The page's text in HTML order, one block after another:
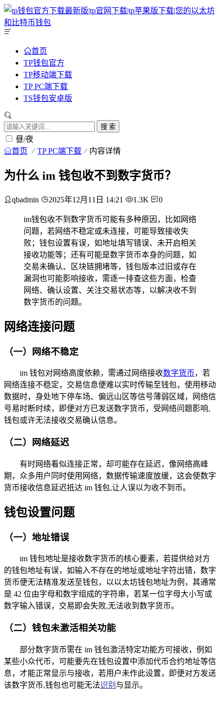
首页
TP钱包官方
TP移动端下载
TP PC端下载
TS钱包安卓版
搜 索
昼/夜
首页 TP PC端下载 内容详情
为什么 im 钱包收不到数字货币？
qbadmin 2025年12月11日 14:21 1.3K 0
im钱包收不到数字货币可能有多种原因，比如网络
问题，若网络不稳定或未连接，可能导致接收失
败；钱包设置有误，如地址填写错误、未开启相关
接收功能等；还有可能是数字货币本身的问题，如
交易未确认、区块链拥堵等，钱包版本过旧或存在
漏洞也可能影响接收，需逐一排查这些方面，检查
网络、确认设置、关注交易状态等，以解决收不到
数字货币的问题。
网络连接问题
（一）网络不稳定
im 钱包对网络高度依赖，需通过网络接收数字货币 ，若
网络连接不稳定，交易信息便难以实时传输至钱包，使用移动
数据时，身处地下停车场、偏远山区等信号薄弱区域，网络信
号易时断时续，即便对方已发送数字货币，受网络问题影响,
钱包或许无法接收交易确认信息。
（二）网络延迟
有时网络看似连接正常，却可能存在延迟，像网络高峰
期，众多用户同时使用网络，数据传输速度放缓，这会使数字
货币接收信息延迟抵达 im 钱包,让人误以为收不到币。
钱包设置问题
（一）地址错误
im 钱包地址是接收数字货币的核心要素，若提供给对方
的钱包地址有误，如输入不存在的地址或地址字符出错，数字
货币便无法精准发送至钱包，以以太坊钱包地址为例，其通常
是 42 位由字母和数字组成的字符串，若某一位字母大小写或
数字输入错误，交易即会失败,无法收到数字货币。
（二）钱包未激活相关功能
部分数字货币需在 im 钱包激活特定功能方可接收，例如
某些小众代币，可能要先在钱包设置中添加代币合约地址等信
息，才能正常显示与接收，若用户未作此设置，即便对方发送
该数字货币,钱包也可能无法识别 与显示。